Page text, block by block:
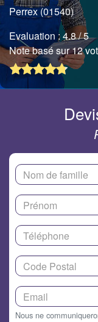
Perrex (01540)
Evaluation :4.8/ 5
Note basé sur 12
Nous ne